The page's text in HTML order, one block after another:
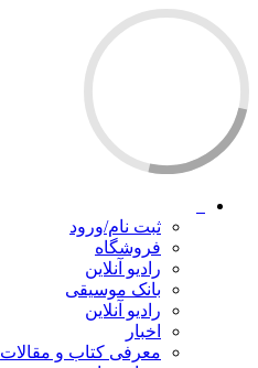
ثبت نام/ورود
فروشگاه
رادیو آنلاین
بانک موسیقی
رادیو آنلاین
اخبار
معرفی کتاب و مقالات